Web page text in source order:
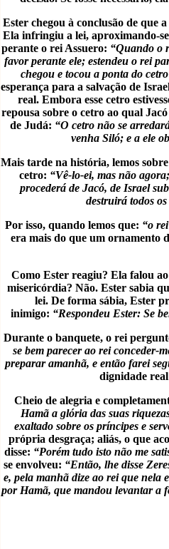
Ester chegou à conclusão de que
Ela infringiu a lei, aproximando-
perante o rei Assuero: “Quando o
favor perante ele; estendeu o rei
chegou e tocou a ponta do
esperança para a salvação de
real. Embora esse cetro
repousa sobre o cetro ao qual
de Judá: “O cetro não se
venha Siló; e a ele
Mais tarde na história, lemos
cetro: “Vê-lo-ei, mas não
procederá de Jacó, de Israel
destruirá todos
Por isso, quando lemos que: “o
era mais do que um ornamento
Como Ester reagiu? Ela falou
misericórdia? Não. Ester sabia
lei. De forma sábia, Ester
inimigo: “Respondeu Ester: Se
Durante o banquete, o rei
se bem parecer ao rei conceder-
preparar amanhã, e então farei
dignidade
Cheio de alegria e
Hamã a glória das suas
exaltado sobre os príncipes e
própria desgraça; aliás, o que
disse: “Porém tudo isto não me
se envolveu: “Então, lhe disse
e, pela manhã dize ao rei que nela
por Hamã, que mandou levantar a